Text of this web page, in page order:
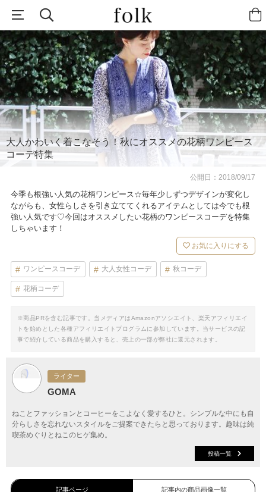
大人かわいく着こなそう！秋にオススメの花柄ワンピース
コーデ特集
公開日：2018/09/17
今季も根強い人気の花柄ワンピース☆毎年少しずつデザインが変化し
ながらも、女性らしさを引き立ててくれるアイテムとしては今でも根
強い人気です♡今回はオススメしたい花柄のワンピースコーデを特集
しちゃいます！
お気に入りにする
ワンピースコーデ 大人女性コーデ 秋コーデ
花柄コーデ
※商品PRを含む記事です。当メディアはAmazonアソシエイト、楽天アフィリエイ
トを始めとした各種アフィリエイトプログラムに参加しています。当サービスの記
事で紹介している商品を購入すると、売上の一部が弊社に還元されます。
ライター
GOMA
ねことファッションとコーヒーをこよなく愛するひと。シンプルな中にも自
分らしさを忘れないスタイルをご提案できたらと思っております。趣味は純
喫茶めぐりとねこのヒゲ集め。
投稿一覧
記事ページ 記事内の商品画像一覧